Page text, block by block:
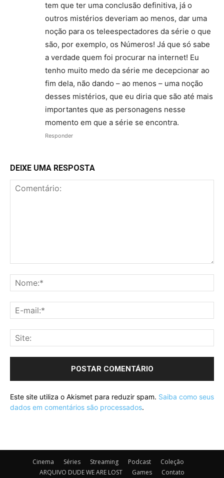
tem que ter uma conclusão definitiva, já o
outros mistérios deveriam ao menos, dar uma
noção para os teleespectadores da série o que
são, por exemplo, os Números! Já que só sabe
a verdade quem foi procurar na internet! Eu
tenho muito medo da série me decepcionar ao
fim dela, não dando – ao menos – uma noção
desses mistérios, que eu diria que são até mais
importantes que as personagens nesse
momento em que a série se encontra.
Responder
DEIXE UMA RESPOSTA
Este site utiliza o Akismet para reduzir spam. Saiba como seus
dados em comentários são processados.
Cinema Séries Streaming Podcast
Coleção
ARQUIVO DUDE WE ARE LOST
Games Contato